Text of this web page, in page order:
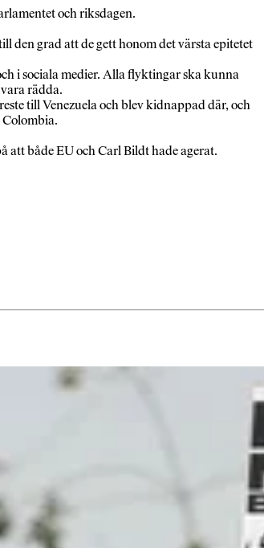
och riksdagen.
den grad att de gett honom det värsta epitetet
i sociala medier. Alla flyktingar ska kunna
rädda.
till Venezuela och blev kidnappad där, och
att både EU och Carl Bildt hade agerat.